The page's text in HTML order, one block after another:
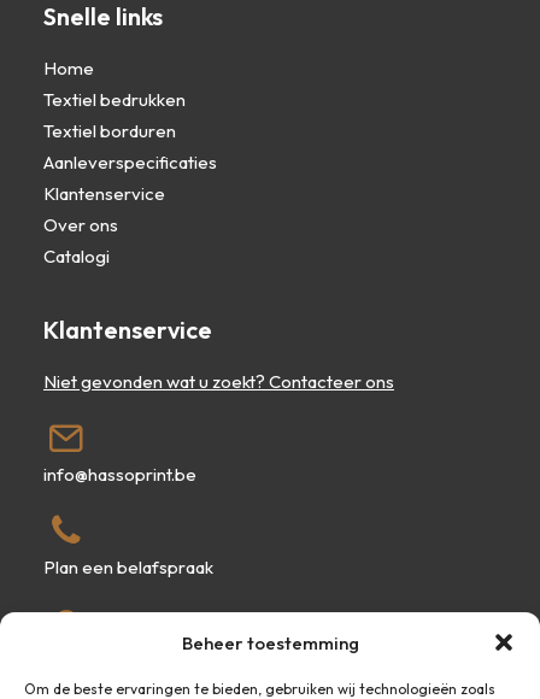
Beheer toestemming
Om de beste ervaringen te bieden, gebruiken wij technologieën zoals
Snelle links
Home
Textiel bedrukken
Textiel borduren
Aanleverspecificaties
Klantenservice
Over ons
Catalogi
Klantenservice
Niet gevonden wat u zoekt? Contacteer ons
info@hassoprint.be
Plan een belafspraak